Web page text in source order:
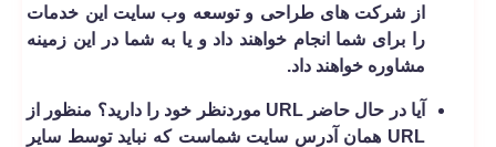
از شرکت های طراحی و توسعه وب سایت این خدمات
را برای شما انجام خواهند داد و یا به شما در این زمینه
مشاوره خواهند داد.
آیا در حال حاضر URL موردنظر خود را دارید؟ منظور از
URL همان آدرس سایت شماست که نباید توسط سایر